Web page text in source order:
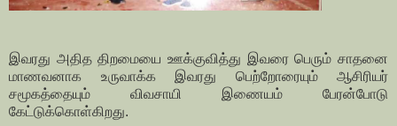
இவரது அதித திறமையை ஊக்குவித்து இவரை பெரும் சாதனை
மாணவனாக உருவாக்க இவரது பெற்றோரையும் ஆசிரியர்
சமூகத்தையும் விவசாயி இணையம் பேரன்போடு
கேட்டுக்கொள்கிறது.